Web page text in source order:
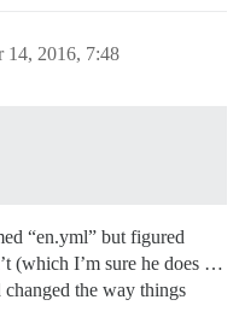
14, 2016, 7:48
“en.yml” but figured
(which I’m sure he does …
the way things